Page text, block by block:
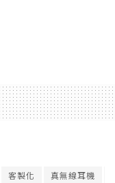
客製化 真無線耳機